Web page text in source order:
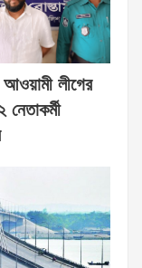
আওয়ামী লীগের